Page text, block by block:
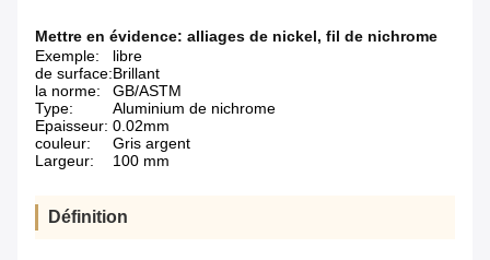
Mettre en évidence: alliages de nickel, fil de nichrome
Exemple:
libre
de surface:Brillant
la norme:
GB/ASTM
Type:
Aluminium de nichrome
Epaisseur: 0.02mm
couleur:
Gris argent
Largeur:
100 mm
Définition